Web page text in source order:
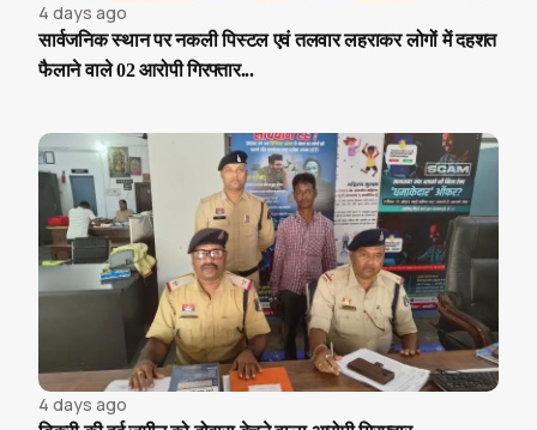
4 days ago
सार्वजनिक स्थान पर नकली पिस्टल एवं तलवार लहराकर लोगों में दहशत
फैलाने वाले 02 आरोपी गिरफ्तार...
4 days ago